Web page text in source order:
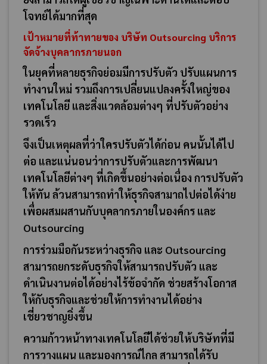
โจทย์ได้มากที่สุด
เป้าหมายที่ท้าทายของ บริษัท Outsourcing บริการ
จัดจ้างบุคลากรภายนอก
ในยุคที่หลายธุรกิจย่อมมีการปรับตัว ปรับแผนการ
ทำงานใหม่ รวมถึงการเปลี่ยนแปลงครั้งใหญ่ของ
เทคโนโลยี และสิ่งแวดล้อมต่างๆ ที่ปรับตัวอย่าง
รวดเร็ว
จึงเป็นเหตุผลที่ว่าใครปรับตัวได้ก่อน คนนั้นได้ไป
ต่อ และแน่นอนว่าการปรับตัวและการพัฒนา
เทคโนโลยีต่างๆ ที่เกิดขึ้นอย่างต่อเนื่อง การปรับตัว
ให้ทัน ล้วนสามารถทำให้ธุรกิจสามาถไปต่อได้ง่าย
เพื่อผสมผสานกับบุคลากรภายในองค์กร และ
Outsourcing
การร่วมมือกันระหว่างธุรกิจ และ Outsourcing
สามารถยกระดับธุรกิจให้สามารถปรับตัว และ
ดำเนินงานต่อได้อย่างไร้ข้อจำกัด ช่วยสร้างโอกาส
ให้กับธุรกิจและช่วยให้การทำงานได้อย่าง
เชี่ยวชาญยิ่งขึ้น
ความก้าวหน้าทางเทคโนโลยีได้ช่วยให้บริษัทที่มี
การวางแผน และมองการณ์ไกล สามารถได้รับ